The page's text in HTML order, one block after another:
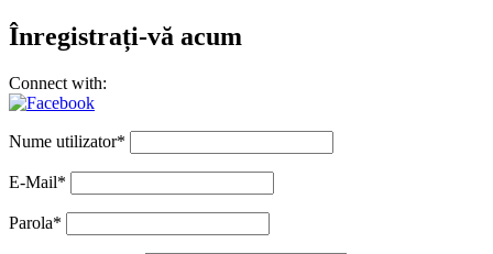
Înregistrați-vă acum
Connect with:
Nume utilizator*
E-Mail*
Parola*